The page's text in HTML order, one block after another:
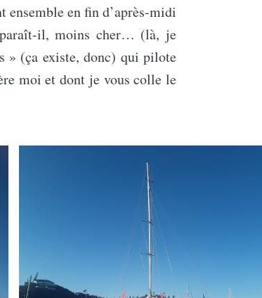
en fin d’après-midi
il, moins cher… (là, je
» (ça existe, donc) qui pilote
moi et dont je vous colle le